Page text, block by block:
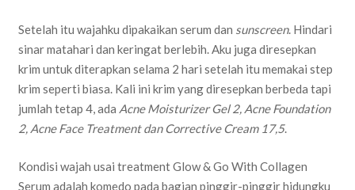
Setelah itu wajahku dipakaikan serum dan sunscreen. Hindari
sinar matahari dan keringat berlebih. Aku juga diresepkan
krim untuk diterapkan selama 2 hari setelah itu memakai step
krim seperti biasa. Kali ini krim yang diresepkan berbeda tapi
jumlah tetap 4, ada Acne Moisturizer Gel 2, Acne Foundation
2, Acne Face Treatment dan Corrective Cream 17,5.
Kondisi wajah usai treatment Glow & Go With Collagen
Serum adalah komedo pada bagian pinggir-pinggir hidungku